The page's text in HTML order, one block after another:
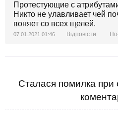
Протестующие с
Никто не улавливает чей
воняет со всех щелей.
07.01.2021 01:46 Відповісти
Сталася помилка при